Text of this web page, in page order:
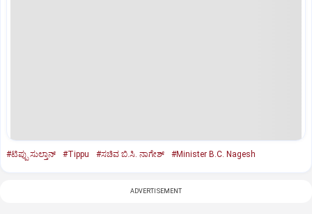
#ಟಿಪ್ಪು ಸುಲ್ತಾನ್‌ #Tippu #ಸಚಿವ ಬಿ.ಸಿ. ನಾಗೇಶ್‌ #Minister B.C. Nagesh
ADVERTISEMENT